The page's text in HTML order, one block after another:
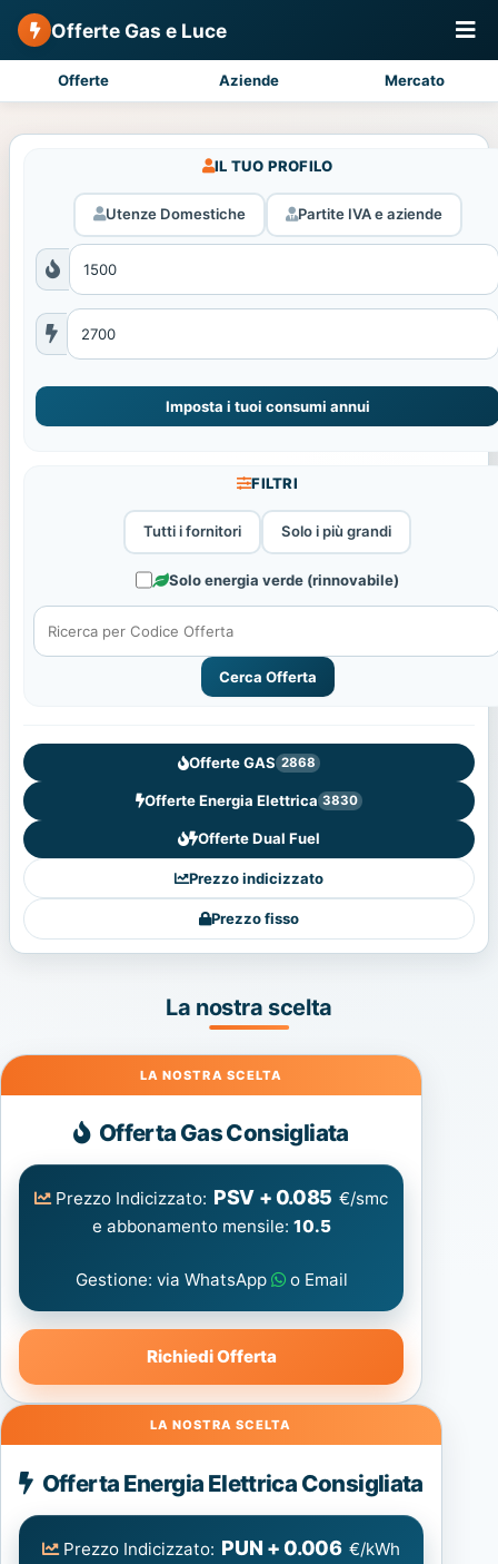
Offerte Gas e Luce
Offerte Aziende Mercato
IL TUO PROFILO
Utenze Domestiche Partite IVA e aziende
Imposta i tuoi consumi annui
FILTRI
Tutti i fornitori Solo i più grandi
Solo energia verde (rinnovabile)
Cerca Offerta
Offerte GAS 2868
Offerte Energia Elettrica 3830
Offerte Dual Fuel
Prezzo indicizzato
Prezzo fisso
La nostra scelta
Gas
Offerta Gas Consigliata
Prezzo Indicizzato: PSV + 0.085 €/smc
e abbonamento mensile: 10.5
Gestione: via WhatsApp o Email
Richiedi Offerta
Energia
Elettrica
consigliata
Offerta Energia Elettrica Consigliata
Prezzo Indicizzato: PUN + 0.006 €/kWh